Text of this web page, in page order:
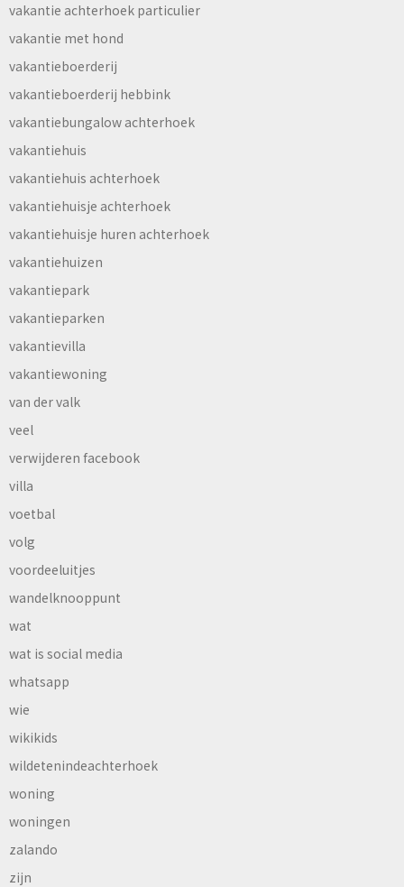
vakantie achterhoek particulier
vakantie met hond
vakantieboerderij
vakantieboerderij hebbink
vakantiebungalow achterhoek
vakantiehuis
vakantiehuis achterhoek
vakantiehuisje achterhoek
vakantiehuisje huren achterhoek
vakantiehuizen
vakantiepark
vakantieparken
vakantievilla
vakantiewoning
van der valk
veel
verwijderen facebook
villa
voetbal
volg
voordeeluitjes
wandelknooppunt
wat
wat is social media
whatsapp
wie
wikikids
wildetenindeachterhoek
woning
woningen
zalando
zijn